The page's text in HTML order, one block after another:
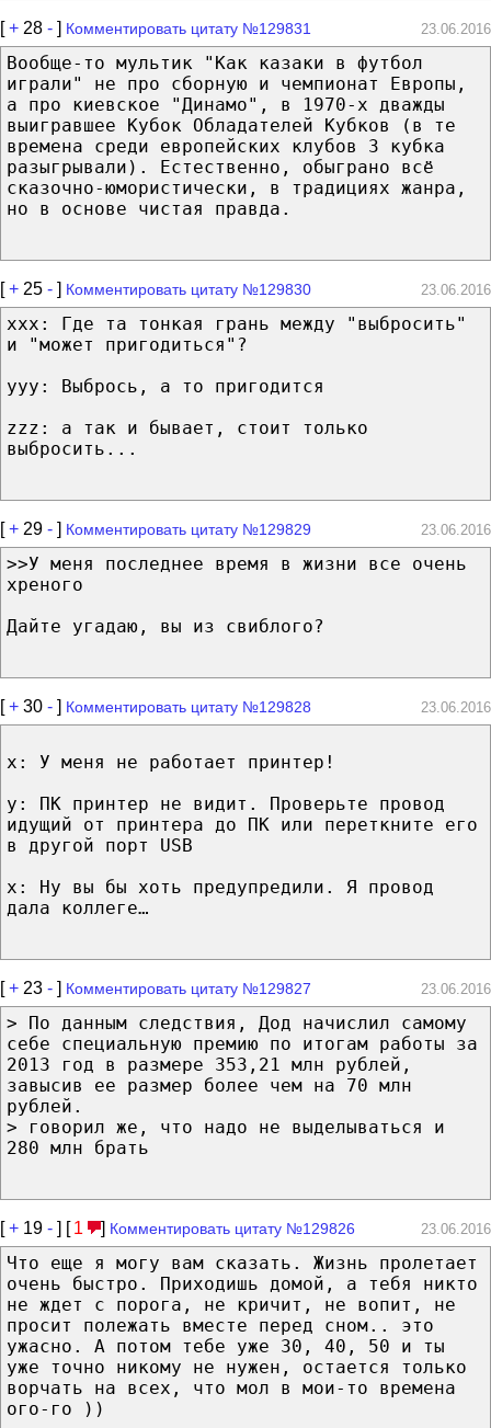
[+ 28 - ] Комментировать цитату №129831 23.06.2016
Вообще-то мультик "Как казаки в футбол
играли" не про сборную и чемпионат Европы,
а про киевское "Динамо", в 1970-х дважды
выигравшее Кубок Обладателей Кубков (в те
времена среди европейских клубов 3 кубка
разыгрывали). Естественно, обыграно всё
сказочно-юмористически, в традициях жанра,
но в основе чистая правда.
[+ 25 - ] Комментировать цитату №129830 23.06.2016
xxx: Где та тонкая грань между "выбросить"
и "может пригодиться"?
yyy: Выбрось, а то пригодится
zzz: а так и бывает, стоит только
выбросить...
[+ 29 - ] Комментировать цитату №129829 23.06.2016
>>У меня последнее время в жизни все очень
хреного
Дайте угадаю, вы из свиблого?
[+ 30 - ] Комментировать цитату №129828 23.06.2016
x: У меня не работает принтер!
y: ПК принтер не видит. Проверьте провод
идущий от принтера до ПК или переткните его
в другой порт USB
x: Ну вы бы хоть предупредили. Я провод
дала коллеге…
[+ 23 - ] Комментировать цитату №129827 23.06.2016
> По данным следствия, Дод начислил самому
себе специальную премию по итогам работы за
2013 год в размере 353,21 млн рублей,
завысив ее размер более чем на 70 млн
рублей.
> говорил же, что надо не выделываться и
280 млн брать
[+ 19 - ] [ 1 ] Комментировать цитату №129826 23.06.2016
Что еще я могу вам сказать. Жизнь пролетает
очень быстро. Приходишь домой, а тебя никто
не ждет с порога, не кричит, не вопит, не
просит полежать вместе перед сном.. это
ужасно. А потом тебе уже 30, 40, 50 и ты
уже точно никому не нужен, остается только
ворчать на всех, что мол в мои-то времена
ого-го ))